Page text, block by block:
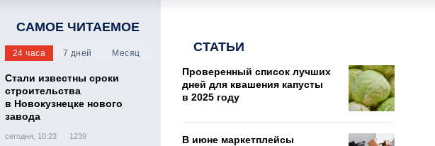
САМОЕ ЧИТАЕМОЕ
24 часа 7 дней Месяц
Стали известны сроки
строительства
в Новокузнецке нового
завода
сегодня, 10:23 1239
СТАТЬИ
Проверенный список лучших
дней для квашения капусты
в 2025 году
В июне маркетплейсы